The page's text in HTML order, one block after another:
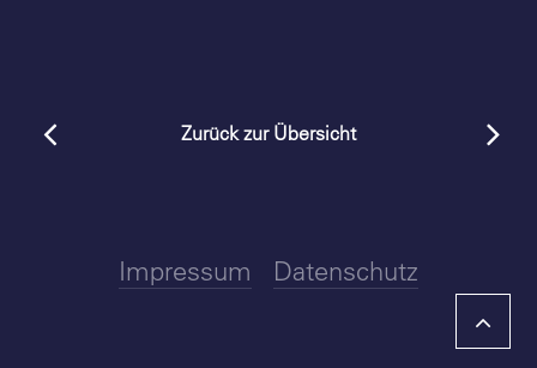
Zurück zur Übersicht
Impressum Datenschutz